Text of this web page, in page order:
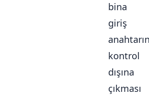
bina
giriş
kontrol
dışına
çıkması